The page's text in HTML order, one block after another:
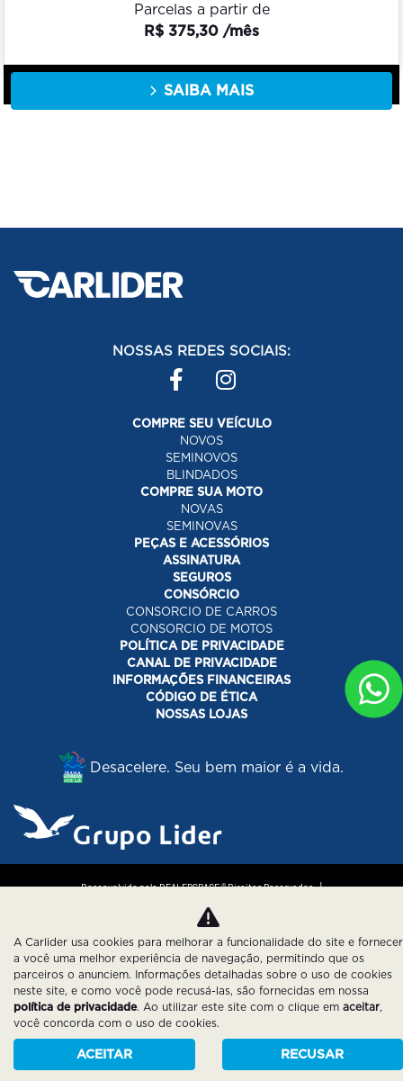
Parcelas a partir de
R$ 375,30 /mês
SAIBA MAIS
NOSSAS REDES SOCIAIS:
COMPRE SEU VEÍCULO
NOVOS
SEMINOVOS
BLINDADOS
COMPRE SUA MOTO
NOVAS
SEMINOVAS
PEÇAS E ACESSÓRIOS
ASSINATURA
SEGUROS
CONSÓRCIO
CONSORCIO DE CARROS
CONSORCIO DE MOTOS
POLÍTICA DE PRIVACIDADE
CANAL DE PRIVACIDADE
INFORMAÇÕES FINANCEIRAS
CÓDIGO DE ÉTICA
NOSSAS LOJAS
Desacelere. Seu bem maior é a vida.
Desenvolvido pela DEALERSPACE ® Direitos Reservados.
Política de Privacidade
A Carlider usa cookies para melhorar a funcionalidade do site e fornecer
a você uma melhor experiência de navegação, permitindo que os
parceiros o anunciem. Informações detalhadas sobre o uso de cookies
neste site, e como você pode recusá-las, são fornecidas em nossa
política de privacidade. Ao utilizar este site com o clique em aceitar,
você concorda com o uso de cookies.
ACEITAR RECUSAR